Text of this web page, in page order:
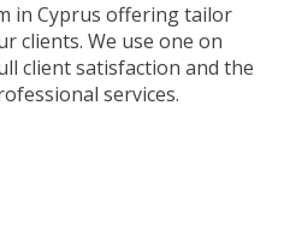
in Cyprus offering tailor
clients. We use one on
client satisfaction and the
services.